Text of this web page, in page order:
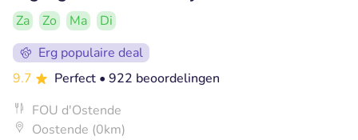
Za Zo Ma
Di
Erg populaire deal
9.7
Perfect • 922 beoordelingen
FOU d'Ostende
Oostende (0km)